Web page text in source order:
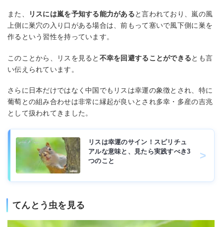
また、 リスには嵐を予知する能力があると言われており、嵐の風
上側に巣穴の入り口がある場合は、前もって塞いで風下側に巣を
作るという習性を持っています。
このことから、リスを見ると 不幸を回避することができるとも言
い伝えられています。
さらに日本だけではなく中国でもリスは幸運の象徴とされ、特に
葡萄との組み合わせは非常に縁起が良いとされ多幸・多産の吉兆
として扱われてきました。
リスは幸運のサイン！スピリチュ
アルな意味と、見たら実践すべき3
つのこと
てんとう虫を見る